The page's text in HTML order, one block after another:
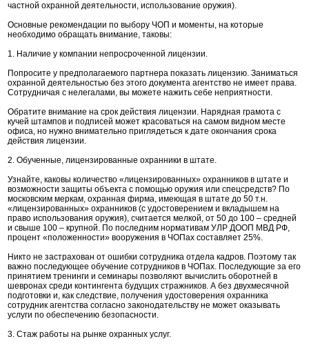
частной охранной деятельности, использование оружия).
Основные рекомендации по выбору ЧОП и моменты, на которые
необходимо обращать внимание, таковы:
1. Наличие у компании непросроченной лицензии.
Попросите у предполагаемого партнера показать лицензию. Заниматься
охранной деятельностью без этого документа агентство не имеет права.
Сотрудничая с нелегалами, вы можете нажить себе неприятности.
Обратите внимание на срок действия лицензии. Нарядная грамота с
кучей штампов и подписей может красоваться на самом видном месте
офиса, но нужно внимательно приглядеться к дате окончания срока
действия лицензии.
2. Обученные, лицензированные охранники в штате.
Узнайте, каковы количество «лицензированных» охранников в штате и
возможности защиты объекта с помощью оружия или спецсредств? По
московским меркам, охранная фирма, имеющая в штате до 50 т.н.
«лицензированных» охранников (с удостоверением и вкладышем на
право использования оружия), считается мелкой, от 50 до 100 – средней
и свыше 100 – крупной. По последним нормативам УЛР ДООП МВД РФ,
процент «положенности» вооружения в ЧОПах составляет 25%.
Никто не застрахован от ошибки сотрудника отдела кадров. Поэтому так
важно последующее обучение сотрудников в ЧОПах. Последующие за его
принятием тренинги и семинары позволяют вычислить оборотней в
шевронах среди контингента будущих стражников. А без двухмесячной
подготовки и, как следствие, получения удостоверения охранника
сотрудник агентства согласно законодательству не может оказывать
услуги по обеспечению безопасности.
3. Стаж работы на рынке охранных услуг.